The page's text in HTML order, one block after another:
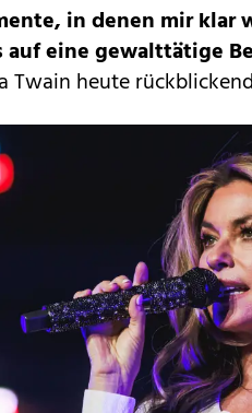
in denen mir klar
auf eine gewalttätige
Twain heute